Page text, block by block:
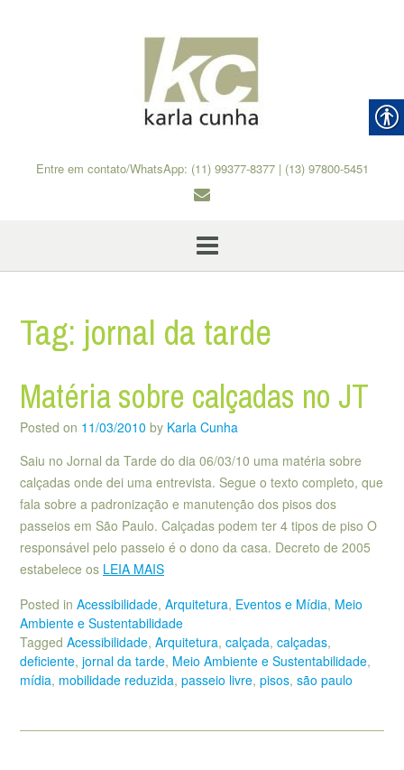
Entre em contato/WhatsApp: (11) 99377-8377 | (13) 97800-5451
Tag: jornal da tarde
Matéria sobre calçadas no JT
Posted on 11/03/2010 by Karla Cunha
Saiu no Jornal da Tarde do dia 06/03/10 uma matéria sobre
calçadas onde dei uma entrevista. Segue o texto completo, que
fala sobre a padronização e manutenção dos pisos dos
passeios em São Paulo. Calçadas podem ter 4 tipos de piso O
responsável pelo passeio é o dono da casa. Decreto de 2005
estabelece os LEIA MAIS
Posted in Acessibilidade, Arquitetura, Eventos e Mídia, Meio
Ambiente e Sustentabilidade
Tagged Acessibilidade, Arquitetura, calçada, calçadas,
deficiente, jornal da tarde, Meio Ambiente e Sustentabilidade,
mídia, mobilidade reduzida, passeio livre, pisos, são paulo